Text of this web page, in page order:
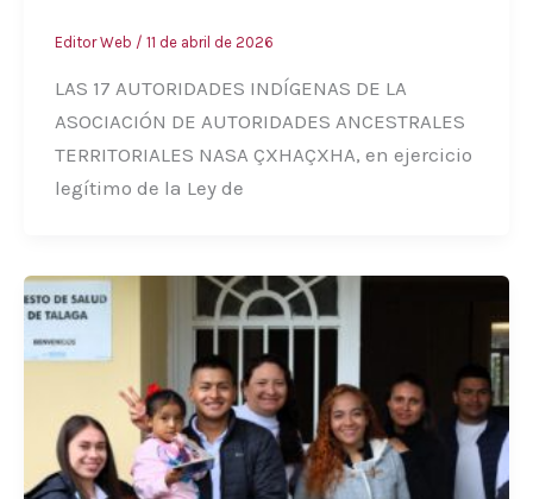
Editor Web / 11 de abril de 2026
LAS 17 AUTORIDADES INDÍGENAS DE LA
ASOCIACIÓN DE AUTORIDADES ANCESTRALES
TERRITORIALES NASA ÇXHAÇXHA, en ejercicio
legítimo de la Ley de